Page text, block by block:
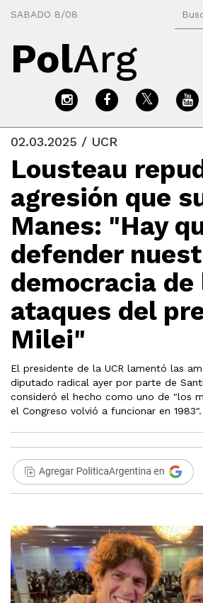
SABADO 8/08
PolArg
02.03.2025 / UCR
Lousteau
agresión que
Manes: "Hay
defender
democracia de
ataques del
Milei"
El presidente de la UCR lamentó las
diputado radical ayer por parte de
consideró el hecho como uno de "los
el Congreso volvió a funcionar en 1983".